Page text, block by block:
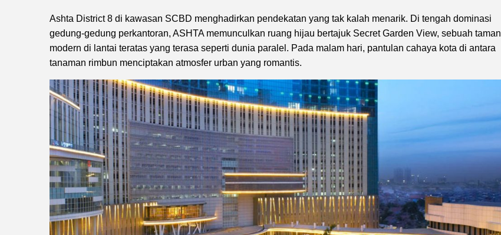
Ashta District 8 di kawasan SCBD menghadirkan pendekatan yang tak kalah menarik. Di tengah dominasi
gedung-gedung perkantoran, ASHTA memunculkan ruang hijau bertajuk Secret Garden View, sebuah taman
modern di lantai teratas yang terasa seperti dunia paralel. Pada malam hari, pantulan cahaya kota di antara
tanaman rimbun menciptakan atmosfer urban yang romantis.